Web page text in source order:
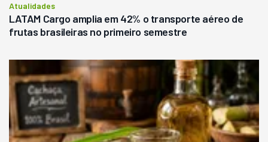
Atualidades
LATAM Cargo amplia em 42% o transporte aéreo de
frutas brasileiras no primeiro semestre